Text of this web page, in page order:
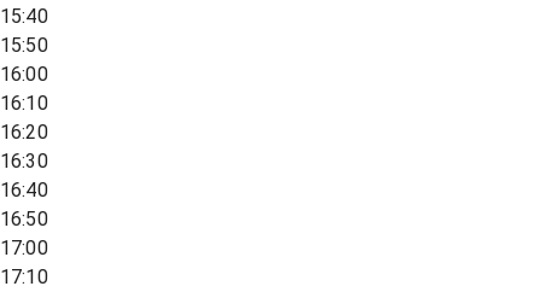
15:40
15:50
16:00
16:10
16:20
16:30
16:40
16:50
17:00
17:10